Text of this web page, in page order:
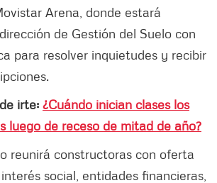
Arena, donde estará
de Gestión del Suelo con
para resolver inquietudes y recibir
irte: ¿Cuándo inician clases los
luego de receso de mitad de año?
reunirá constructoras con oferta
social, entidades financieras,